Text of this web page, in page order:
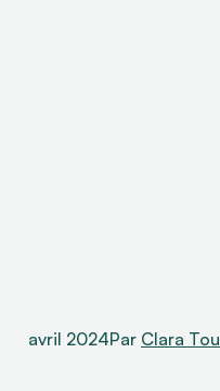
avril 2024Par Clara